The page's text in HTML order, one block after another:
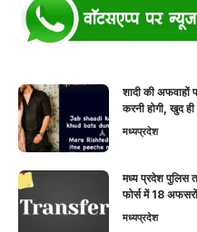
शादी की अफवाहों
करनी होगी, खुद ही
मध्यप्रदेश
मध्य प्रदेश पुलिस
फोर्स में 18
मध्यप्रदेश